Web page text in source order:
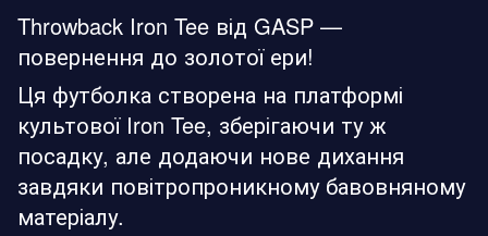
Throwback Iron Tee від GASP —
повернення до золотої ери!
Ця футболка створена на платформі
культової Iron Tee, зберігаючи ту ж
посадку, але додаючи нове дихання
завдяки повітропроникному бавовняному
матеріалу.